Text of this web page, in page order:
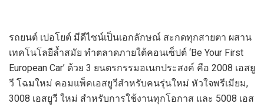
รถยนต์ เปอโยต์ มีดีไซน์เป็นเอกลักษณ์ สะกดทุกสายตา ผสาน
เทคโนโลยีล้ำสมัย ทำตลาดภายใต้คอนเซ็ปต์ ‘Be Your First
European Car’ ด้วย 3 ยนตรกรรมอเนกประสงค์ คือ 2008 เอสยู
วี โฉมใหม่ คอมแพ็คเอสยูวีสำหรับคนรุ่นใหม่ หัวใจพรีเมียม,
3008 เอสยูวี ใหม่ สำหรับการใช้งานทุกโอกาส และ 5008 เอส